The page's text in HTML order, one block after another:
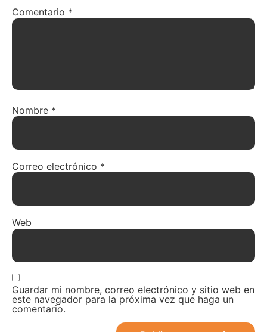
Comentario *
Nombre *
Correo electrónico *
Web
Guardar mi nombre, correo electrónico y sitio web en
este navegador para la próxima vez que haga un
comentario.